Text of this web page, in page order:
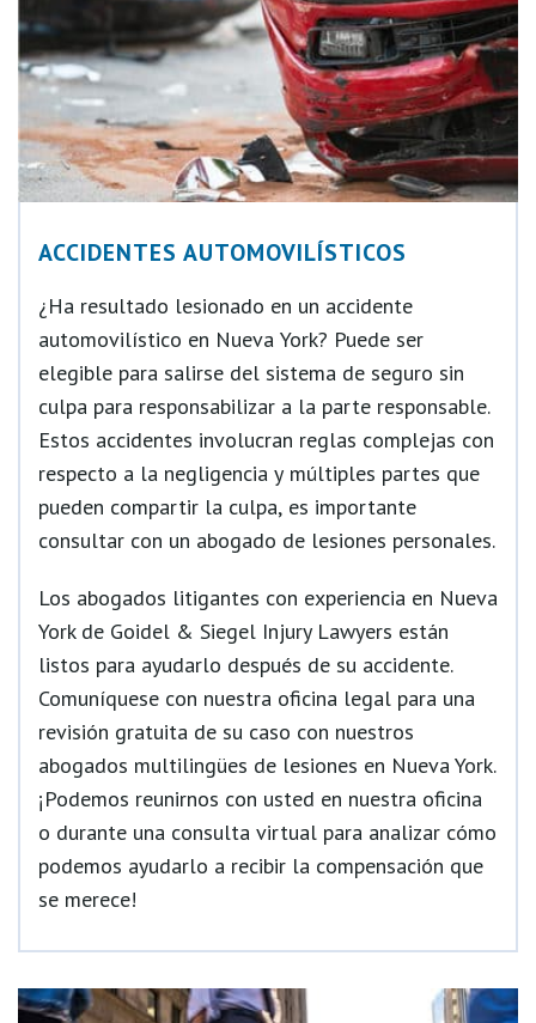
ACCIDENTES AUTOMOVILÍSTICOS
¿Ha resultado lesionado en un accidente
automovilístico en Nueva York? Puede ser
elegible para salirse del sistema de seguro sin
culpa para responsabilizar a la parte responsable.
Estos accidentes involucran reglas complejas con
respecto a la negligencia y múltiples partes que
pueden compartir la culpa, es importante
consultar con un abogado de lesiones personales.
Los abogados litigantes con experiencia en Nueva
York de Goidel & Siegel Injury Lawyers están
listos para ayudarlo después de su accidente.
Comuníquese con nuestra oficina legal para una
revisión gratuita de su caso con nuestros
abogados multilingües de lesiones en Nueva York.
¡Podemos reunirnos con usted en nuestra oficina
o durante una consulta virtual para analizar cómo
podemos ayudarlo a recibir la compensación que
se merece!